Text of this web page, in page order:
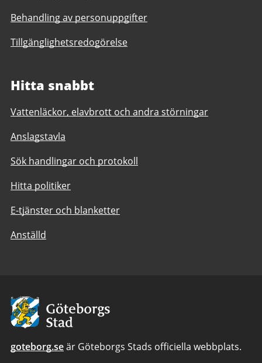
Behandling av personuppgifter
Tillgänglighetsredogörelse
Hitta snabbt
Vattenläckor, elavbrott och andra störningar
Anslagstavla
Sök handlingar och protokoll
Hitta politiker
E-tjänster och blanketter
Anställd
Avsändare:
Göteborgs
Stad
goteborg.seär Göteborgs Stads officiella webbplats.